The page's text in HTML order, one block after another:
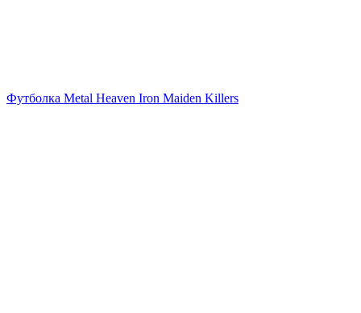
Футболка Metal Heaven Iron Maiden Killers